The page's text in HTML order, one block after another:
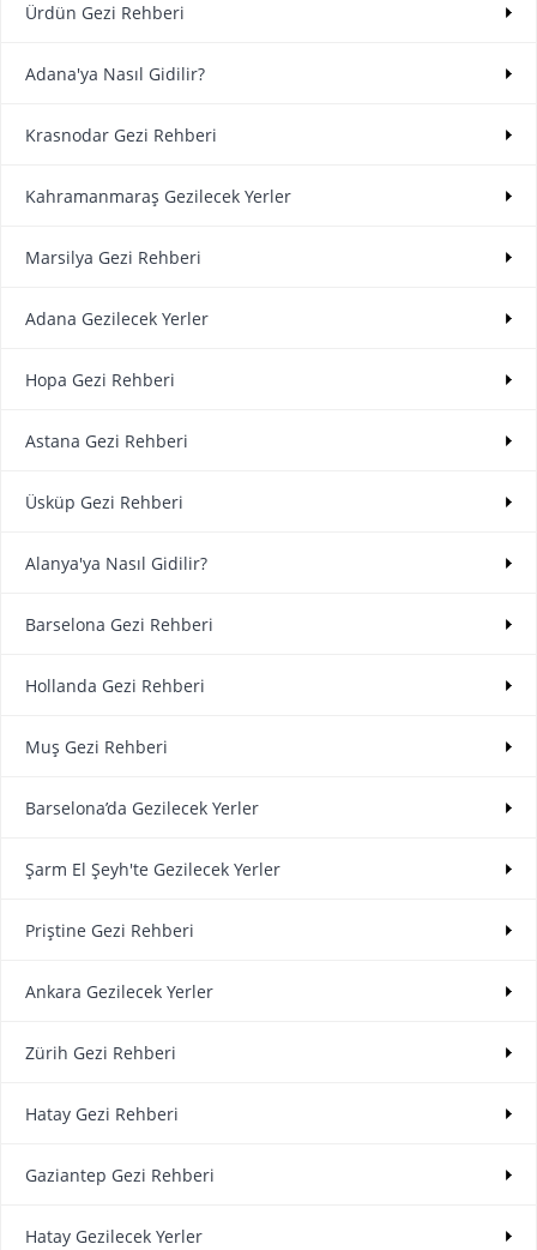
Ürdün Gezi Rehberi
Adana'ya Nasıl Gidilir?
Krasnodar Gezi Rehberi
Kahramanmaraş Gezilecek Yerler
Marsilya Gezi Rehberi
Adana Gezilecek Yerler
Hopa Gezi Rehberi
Astana Gezi Rehberi
Üsküp Gezi Rehberi
Alanya'ya Nasıl Gidilir?
Barselona Gezi Rehberi
Hollanda Gezi Rehberi
Muş Gezi Rehberi
Barselona’da Gezilecek Yerler
Şarm El Şeyh'te Gezilecek Yerler
Priştine Gezi Rehberi
Ankara Gezilecek Yerler
Zürih Gezi Rehberi
Hatay Gezi Rehberi
Gaziantep Gezi Rehberi
Hatay Gezilecek Yerler